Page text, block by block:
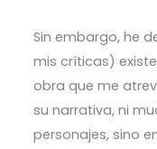
Sin embargo, he
mis críticas)
obra que me
su narrativa, ni
personajes, sino